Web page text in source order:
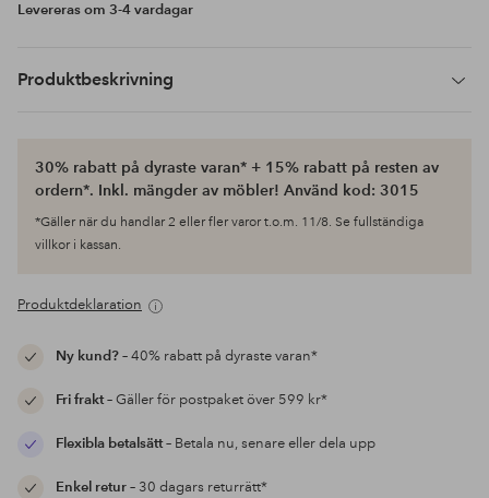
Levereras om 3-4 vardagar
Produktbeskrivning
30% rabatt på dyraste varan* + 15% rabatt på resten av
ordern*. Inkl. mängder av möbler! Använd kod: 3015
*Gäller när du handlar 2 eller fler varor t.o.m. 11/8. Se fullständiga
villkor i kassan.
Produktdeklaration
Ny kund?– 40% rabatt på dyraste varan*
Fri frakt– Gäller för postpaket över 599 kr*
Flexibla betalsätt– Betala nu, senare eller dela upp
Enkel retur– 30 dagars returrätt*